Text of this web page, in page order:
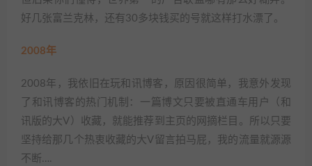
好几张富兰克林，还有30多块钱买的号就这样打水漂了。
2008年
2008年，我依旧在玩和讯博客，原因很简单，我意外发现
了和讯博客的热门机制：一篇博文只要被直通车用户（和
讯版的大V）收藏，就能推荐到主页的网摘栏目。所以只要
坚持给那几个热衷收藏的大V留言拍马屁，我的流量就源源
不断….